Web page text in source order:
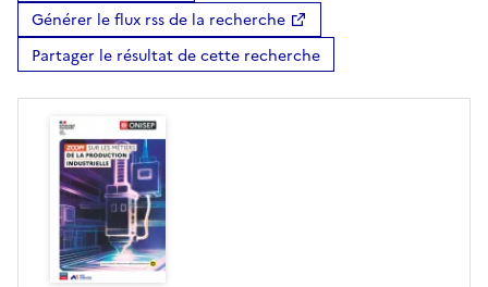
Générer le flux rss de la recherche
Partager le résultat de cette recherche